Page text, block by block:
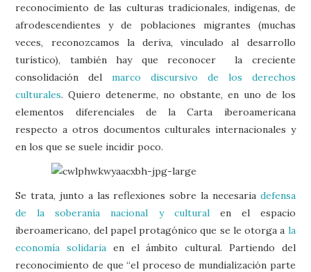
reconocimiento de las culturas tradicionales, indígenas, de
afrodescendientes y de poblaciones migrantes (muchas
veces, reconozcamos la deriva, vinculado al desarrollo
turístico), también hay que reconocer la creciente
consolidación delmarco discursivo de los derechos
culturales. Quiero detenerme, no obstante, en uno de los
elementos diferenciales de la Carta iberoamericana
respecto a otros documentos culturales internacionales y
en los que se suele incidir poco.
Se trata, junto a las reflexiones sobre la necesaria defensa
de la soberanía nacional y cultural en el espacio
iberoamericano, del papel protagónico que se le otorga a la
economía solidaria en el ámbito cultural. Partiendo del
reconocimiento de que “el proceso de mundialización parte